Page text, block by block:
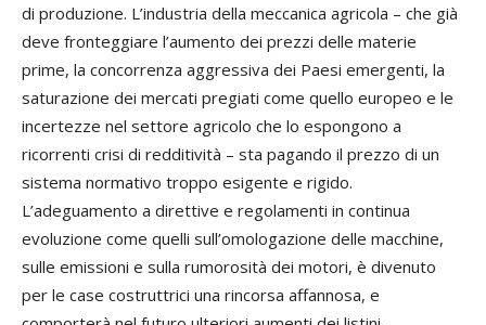
di produzione. L’industria della meccanica agricola – che già
deve fronteggiare l’aumento dei prezzi delle materie
prime, la concorrenza aggressiva dei Paesi emergenti, la
saturazione dei mercati pregiati come quello europeo e le
incertezze nel settore agricolo che lo espongono a
ricorrenti crisi di redditività – sta pagando il prezzo di un
sistema normativo troppo esigente e rigido.
L’adeguamento a direttive e regolamenti in continua
evoluzione come quelli sull’omologazione delle macchine,
sulle emissioni e sulla rumorosità dei motori, è divenuto
per le case costruttrici una rincorsa affannosa, e